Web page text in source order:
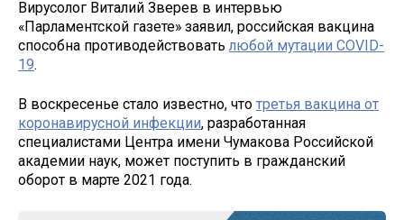
Вирусолог Виталий Зверев в интервью
«Парламентской газете» заявил, российская вакцина
способна противодействовать любой мутации COVID-
19.
В воскресенье стало известно, что третья вакцина от
коронавирусной инфекции, разработанная
специалистами Центра имени Чумакова Российской
академии наук, может поступить в гражданский
оборот в марте 2021 года.